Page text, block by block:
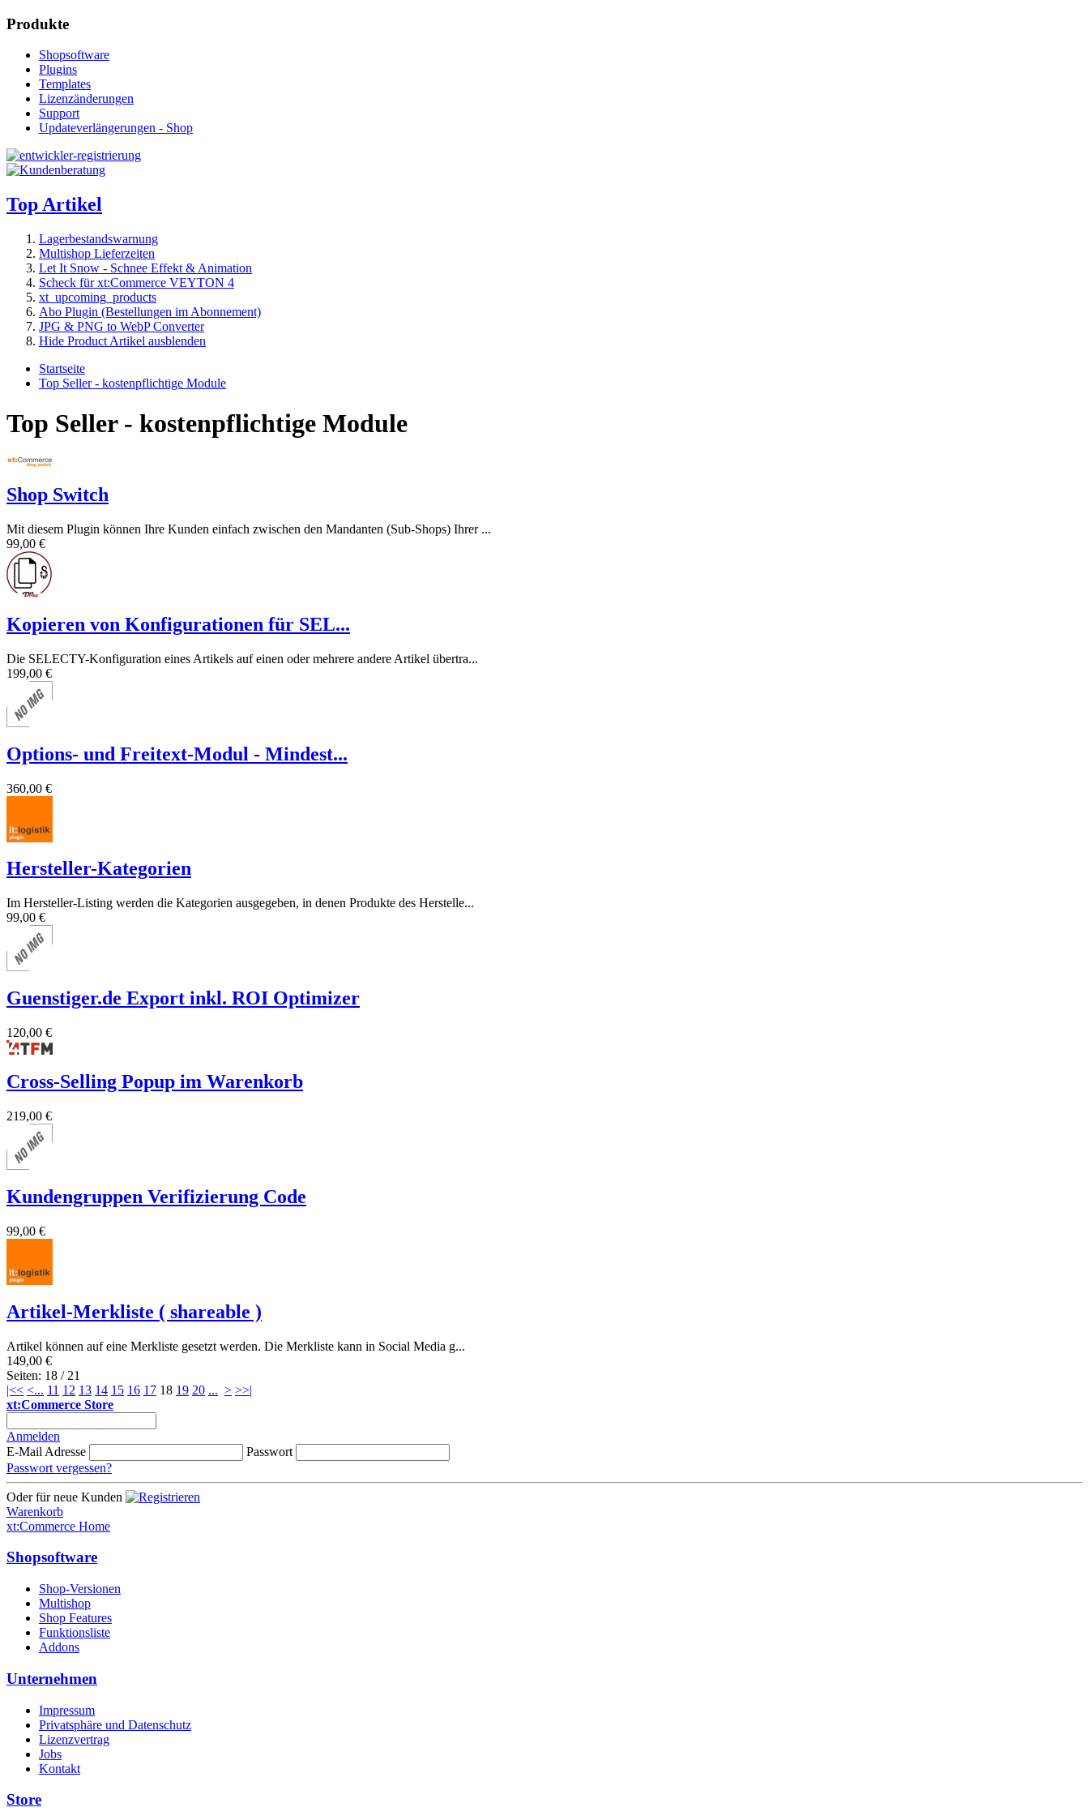
Produkte
Shopsoftware
Plugins
Templates
Lizenzänderungen
Support
Updateverlängerungen - Shop
Top Artikel
Lagerbestandswarnung
Multishop Lieferzeiten
Let It Snow - Schnee Effekt & Animation
Scheck für xt:Commerce VEYTON 4
xt_upcoming_products
Abo Plugin (Bestellungen im Abonnement)
JPG & PNG to WebP Converter
Hide Product Artikel ausblenden
Startseite
Top Seller - kostenpflichtige Module
Top Seller - kostenpflichtige Module
Shop Switch
Mit diesem Plugin können Ihre Kunden einfach zwischen den Mandanten (Sub-Shops) Ihrer ...
99,00 €
Kopieren von Konfigurationen für SEL...
Die SELECTY-Konfiguration eines Artikels auf einen oder mehrere andere Artikel übertra...
199,00 €
Options- und Freitext-Modul - Mindest...
360,00 €
Hersteller-Kategorien
Im Hersteller-Listing werden die Kategorien ausgegeben, in denen Produkte des Herstelle...
99,00 €
Guenstiger.de Export inkl. ROI Optimizer
120,00 €
Cross-Selling Popup im Warenkorb
219,00 €
Kundengruppen Verifizierung Code
99,00 €
Artikel-Merkliste ( shareable )
Artikel können auf eine Merkliste gesetzt werden. Die Merkliste kann in Social Media g...
149,00 €
Seiten: 18 / 21
|<< <... 11 12 13 14 15 16 17 18 19 20 ... > >>|
xt:Commerce Store
Anmelden
E-Mail Adresse
Passwort
Passwort vergessen?
Oder für neue Kunden
Warenkorb
xt:Commerce Home
Shopsoftware
Shop-Versionen
Multishop
Shop Features
Funktionsliste
Addons
Unternehmen
Impressum
Privatsphäre und Datenschutz
Lizenzvertrag
Jobs
Kontakt
Store